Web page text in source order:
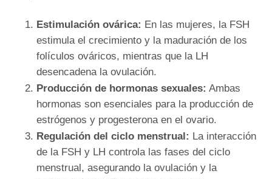
Estimulación ovárica: En las mujeres, la FSH
estimula el crecimiento y la maduración de los
folículos ováricos, mientras que la LH
desencadena la ovulación.
Producción de hormonas sexuales: Ambas
hormonas son esenciales para la producción de
estrógenos y progesterona en el ovario.
Regulación del ciclo menstrual: La interacción
de la FSH y LH controla las fases del ciclo
menstrual, asegurando la ovulación y la